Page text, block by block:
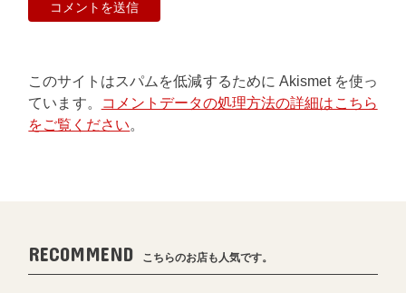
このサイトはスパムを低減するために Akismet を使っ
ています。
コメントデータの処理方法の詳細はこちら
をご覧ください。
RECOMMEND こちらのお店も人気です。